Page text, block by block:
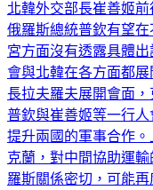
北韓外交部長崔善姬
俄羅斯總統普欽有望
宮方面沒有透露具體
會與北韓在各方面都
長拉夫羅夫展開會面
普欽與崔善姬等一行
提升兩國的軍事合作
克蘭，對中間協助運
羅斯關係密切，可能